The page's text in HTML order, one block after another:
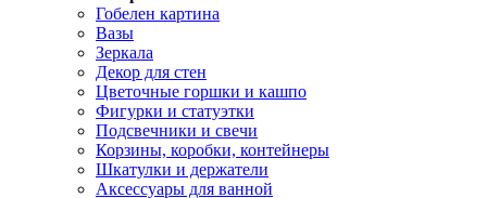
Гобелен картина
Вазы
Зеркала
Декор для стен
Цветочные горшки и кашпо
Фигурки и статуэтки
Подсвечники и свечи
Корзины, коробки, контейнеры
Шкатулки и держатели
Аксессуары для ванной